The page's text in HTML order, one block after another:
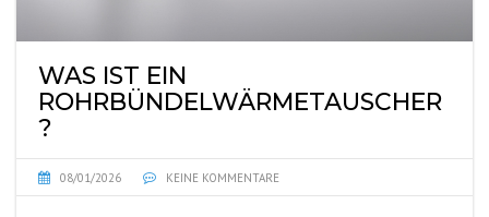
WAS IST EIN
ROHRBÜNDELWÄRMETAUSCHER
?
08/01/2026 KEINE KOMMENTARE